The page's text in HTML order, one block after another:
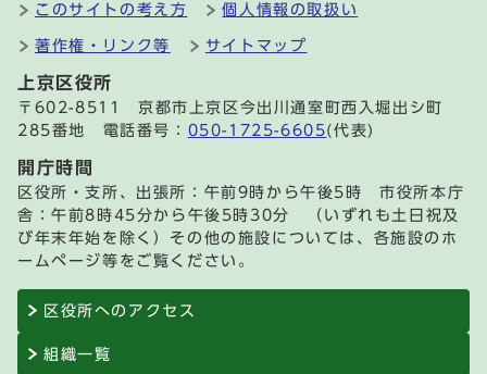
このサイトの考え方 個人情報の取扱い
著作権・リンク等 サイトマップ
上京区役所
〒602-8511 京都市上京区今出川通室町西入堀出シ町
285番地 電話番号： 050-1725-6605(代表)
開庁時間
区役所・支所、出張所：午前9時から午後5時 市役所本庁
舎：午前8時45分から午後5時30分 （いずれも土日祝及
び年末年始を除く）その他の施設については、各施設のホ
ームページ等をご覧ください。
区役所へのアクセス
組織一覧